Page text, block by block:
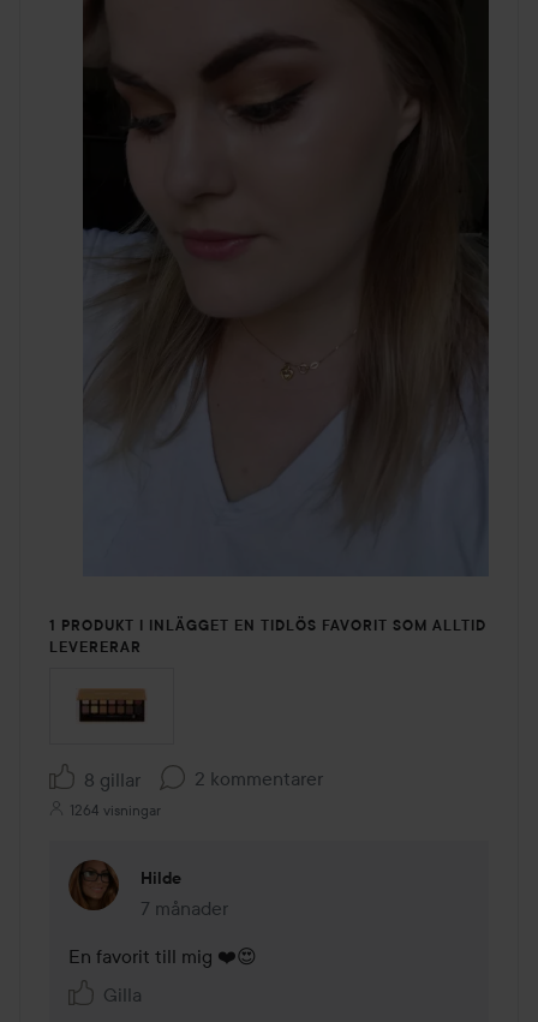
1 PRODUKT I INLÄGGET EN TIDLÖS FAVORIT SOM ALLTID
LEVERERAR
8 gillar 2 kommentarer
1264 visningar
Hilde
7 månader
Kommentaren lades 7 månader
En favorit till mig ❤️😍
Gilla